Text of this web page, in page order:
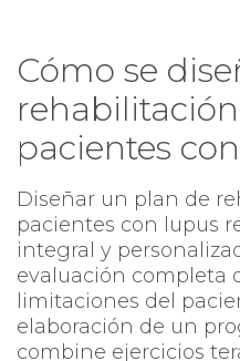
Cómo se
pacientes
Diseñar un plan de
pacientes con lupus
integral y
evaluación completa
limitaciones del
elaboración de un
combine ejercicios